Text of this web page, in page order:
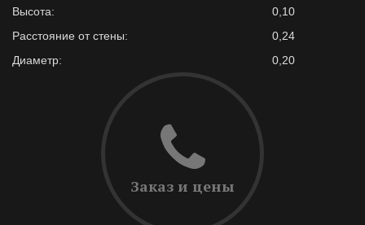
Высота:
0,10
Расстояние от стены:
0,24
Диаметр:
0,20
Заказ и цены